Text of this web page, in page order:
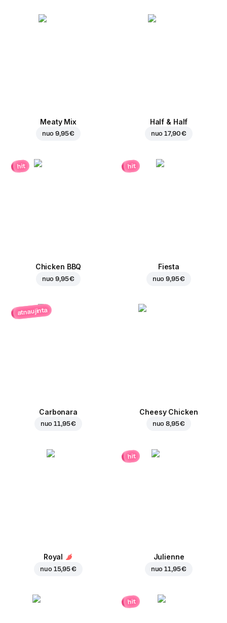
Meaty Mix
nuo9,95 €
Half & Half
nuo17,90 €
hit
Chicken BBQ
nuo9,95 €
hit
Fiesta
nuo9,95 €
atnaujinta
Carbonara
nuo11,95 €
Cheesy Chicken
nuo8,95 €
Royal
nuo 15,95 €
hit
Julienne
nuo11,95 €
hit